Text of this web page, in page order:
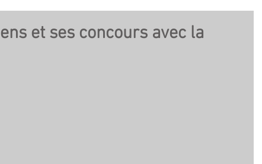
et ses concours avec la